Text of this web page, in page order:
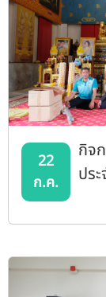
22
ก.ค.
กิจ
ปร